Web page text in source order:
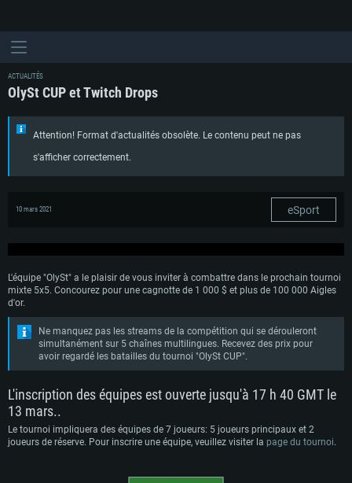
ACTUALITÉS
OlySt CUP et Twitch Drops
Attention! Format d'actualités obsolète. Le contenu peut ne pas
s'afficher correctement.
10 mars 2021 eSport
L'équipe "OlySt" a le plaisir de vous inviter à combattre dans le prochain tournoi
mixte 5x5. Concourez pour une cagnotte de 1 000 $ et plus de 100 000 Aigles
d'or.
Ne manquez pas les streams de la compétition qui se dérouleront
simultanément sur 5 chaînes multilingues. Recevez des prix pour
avoir regardé les batailles du tournoi "OlySt CUP".
L'inscription des équipes est ouverte jusqu'à 17 h 40 GMT le
13 mars..
Le tournoi impliquera des équipes de 7 joueurs: 5 joueurs principaux et 2
joueurs de réserve. Pour inscrire une équipe, veuillez visiter la page du tournoi.